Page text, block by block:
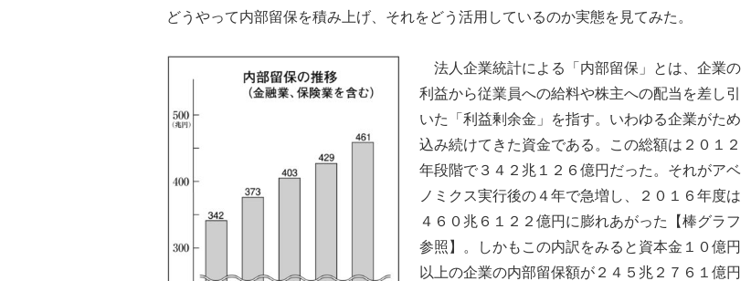
どうやって内部留保を積み上げ、それをどう活用しているのか実態を見てみた。
法人企業統計による「内部留保」とは、企業の
利益から従業員への給料や株主への配当を差し引
いた「利益剰余金」を指す。いわゆる企業がため
込み続けてきた資金である。この総額は２０１２
年段階で３４２兆１２６億円だった。それがアベ
ノミクス実行後の４年で急増し、２０１６年度は
４６０兆６１２２億円に膨れあがった【棒グラフ
参照】。しかもこの内訳をみると資本金１０億円
以上の企業の内部留保額が２４５兆２７６１億円